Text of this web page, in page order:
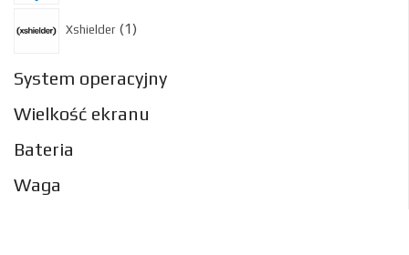
Xshielder 1
System operacyjny
Wielkość ekranu
Bateria
Waga